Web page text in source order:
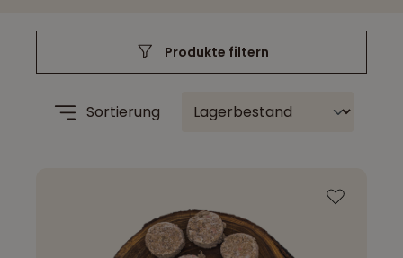
Produkte filtern
Sortierung